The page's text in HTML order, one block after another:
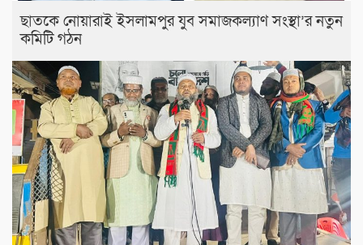
ছাতকে নোয়ারাই ইসলামপুর যুব সমাজকল্যাণ সংস্থা’র নতুন
কমিটি গঠন